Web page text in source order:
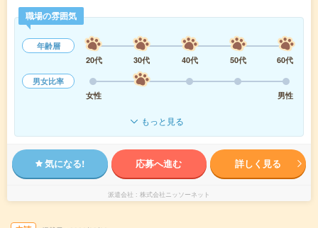
職場の雰囲気
年齢層
20代
30代 40代 50代
60代
男女比率
女性
男性
もっと見る
気になる! 応募へ進む 詳しく見る
派遣会社 株式会社ニッソーネット